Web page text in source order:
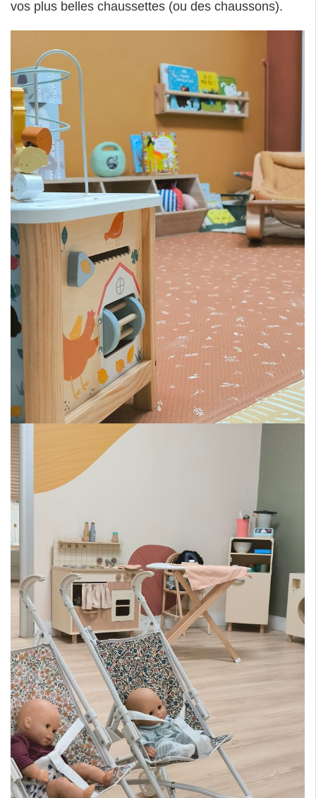
vos plus belles chaussettes (ou des chaussons).